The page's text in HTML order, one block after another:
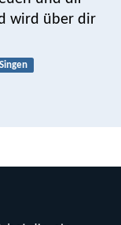
wird über dir
Singen